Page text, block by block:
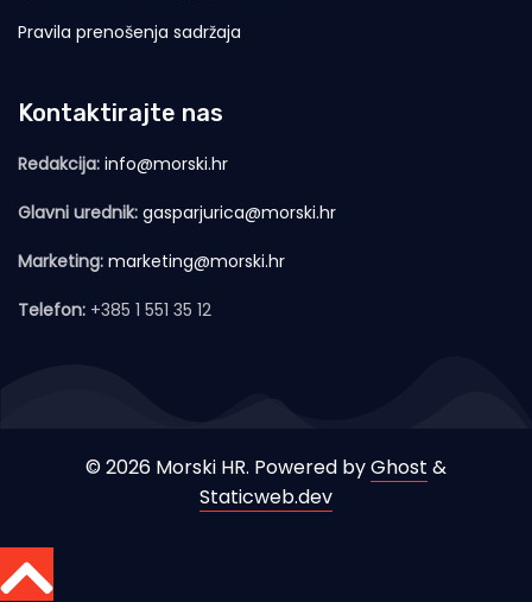
Pravila prenošenja sadržaja
Kontaktirajte nas
Redakcija: info@morski.hr
Glavni urednik: gasparjurica@morski.hr
Marketing: marketing@morski.hr
Telefon: +385 1 551 35 12
© 2026 Morski HR. Powered byGhost &
Staticweb.dev